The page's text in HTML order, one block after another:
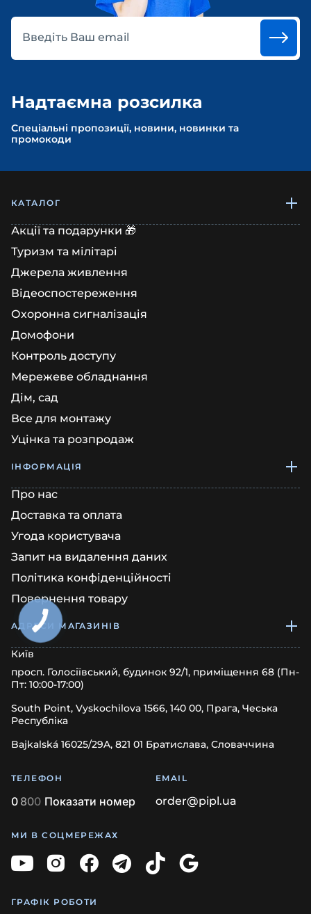
Введіть Ваш email
Надтаємна розсилка
Спеціальні пропозиції, новини, новинки та
промокоди
КАТАЛОГ
Акції та подарунки 🎁
Туризм та мілітарі
Джерела живлення
Відеоспостереження
Охоронна сигналізація
Домофони
Контроль доступу
Мережеве обладнання
Дім, сад
Все для монтажу
Уцінка та розпродаж
ІНФОРМАЦІЯ
Про нас
Доставка та оплата
Угода користувача
Запит на видалення даних
Політика конфіденційності
Повернення товару
АДРЕСИ МАГАЗИНІВ
Київ
просп. Голосіївський, будинок 92/1, приміщення 68 (Пн-
Пт: 10:00-17:00)
South Point, Vyskochilova 1566, 140 00, Прага, Чеська
Республіка
Bajkalská 16025/29A, 821 01 Братислава, Словаччина
ТЕЛЕФОН
0 800 Показати номер
EMAIL
order@pipl.ua
МИ В СОЦМЕРЕЖАХ
ГРАФІК РОБОТИ